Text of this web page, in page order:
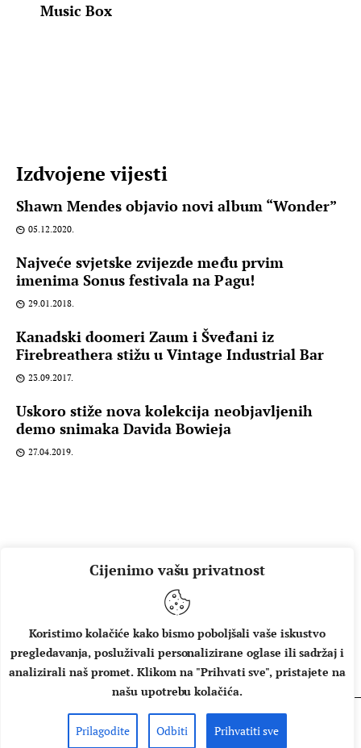
Cijenimo vašu privatnost
Koristimo kolačiće kako bismo poboljšali vaše iskustvo
pregledavanja, posluživali personalizirane oglase ili sadržaj i
analizirali naš promet. Klikom na "Prihvati sve", pristajete na
našu upotrebu kolačića.
Prilagodite Odbiti Prihvatiti sve
Music Box
Izdvojene vijesti
Shawn Mendes objavio novi album “Wonder”
05.12.2020.
Najveće svjetske zvijezde među prvim
imenima Sonus festivala na Pagu!
29.01.2018.
Kanadski doomeri Zaum i Šveđani iz
Firebreathera stižu u Vintage Industrial Bar
23.09.2017.
Uskoro stiže nova kolekcija neobjavljenih
demo snimaka Davida Bowieja
27.04.2019.
O NAMA IMPRESSUM UVJETI KORIŠTENJA
Copyright © 2026 Music Box - All rights reserved.